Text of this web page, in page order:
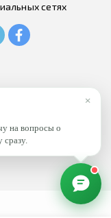
сетях
×
на вопросы о
сразу.